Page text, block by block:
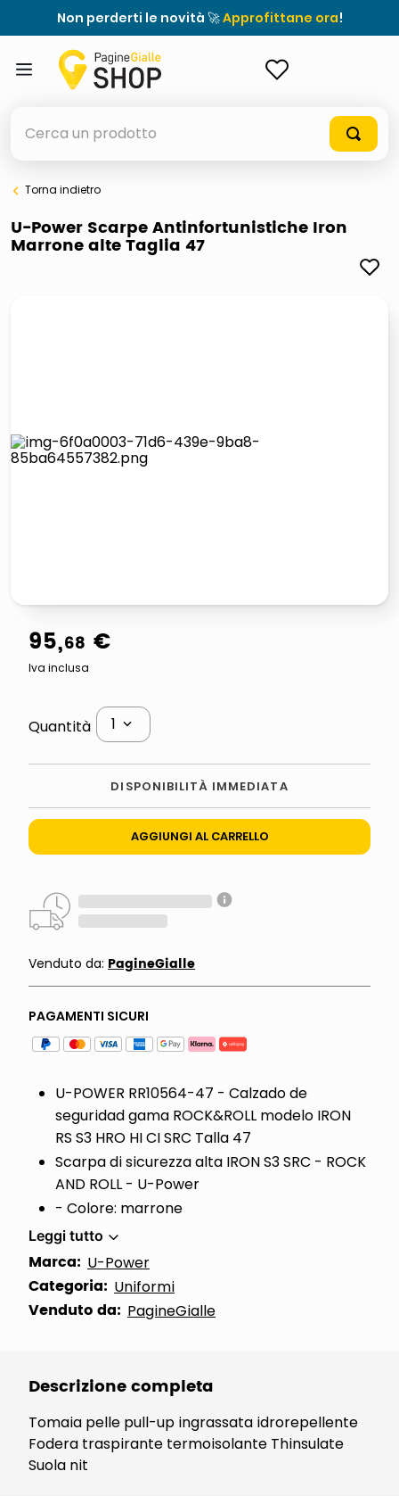
Non perderti le novità 🚀Approfittane ora!
elenchi telefonici
meme
airpods
pattumiera raccolta differenziata
Torna indietro
U-Power Scarpe Antinfortunistiche Iron
Marrone alte Taglia 47
95,68 €
Iva inclusa
Quantità 1
DISPONIBILITÀ IMMEDIATA
AGGIUNGI AL CARRELLO
Venduto da: PagineGialle
PAGAMENTI SICURI
U-POWER RR10564-47 - Calzado de
seguridad gama ROCK&ROLL modelo IRON
RS S3 HRO HI CI SRC Talla 47
Scarpa di sicurezza alta IRON S3 SRC - ROCK
AND ROLL - U-Power
- Colore: marrone
Leggi tutto
Marca: U-Power
Categoria: Uniformi
Venduto da: PagineGialle
Descrizione completa
Tomaia pelle pull-up ingrassata idrorepellente
Fodera traspirante termoisolante Thinsulate
Suola nit